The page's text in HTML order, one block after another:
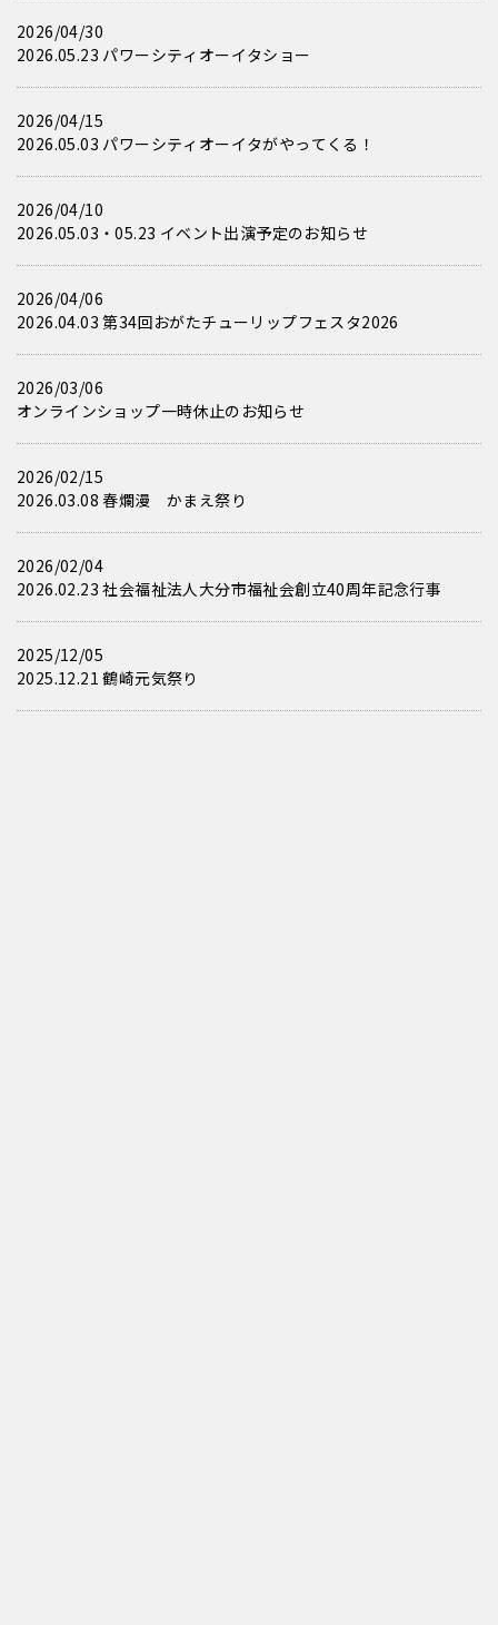
2026/04/30
2026.05.23 パワーシティオーイタショー
2026/04/15
2026.05.03 パワーシティオーイタがやってくる！
2026/04/10
2026.05.03・05.23 イベント出演予定のお知らせ
2026/04/06
2026.04.03 第34回おがたチューリップフェスタ2026
2026/03/06
オンラインショップ一時休止のお知らせ
2026/02/15
2026.03.08 春爛漫 かまえ祭り
2026/02/04
2026.02.23 社会福祉法人大分市福祉会創立40周年記念行事
2025/12/05
2025.12.21 鶴崎元気祭り